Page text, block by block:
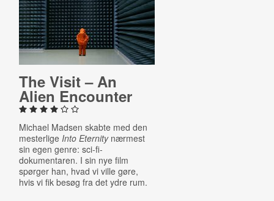
The Visit – An
Alien Encounter
Michael Madsen skabte med den
mesterlige Into Eternitynærmest
sin egen genre: sci-fi-
dokumentaren. I sin nye film
spørger han, hvad vi ville gøre,
hvis vi fik besøg fra det ydre rum.